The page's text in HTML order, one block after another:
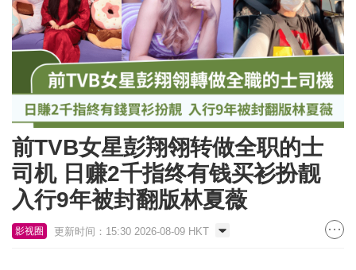
前TVB女星彭翔翎转做全职的士
司机 日赚2千指终有钱买衫扮靓
入行9年被封翻版林夏薇
影视圈 更新时间：15:30 2026-08-09 HKT